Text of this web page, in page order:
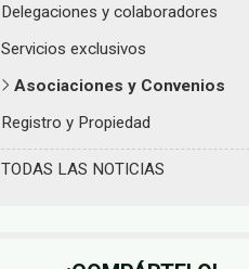
TODAS LAS NOTICIAS
Delegaciones y colaboradores
Servicios exclusivos
Asociaciones y Convenios
Registro y Propiedad